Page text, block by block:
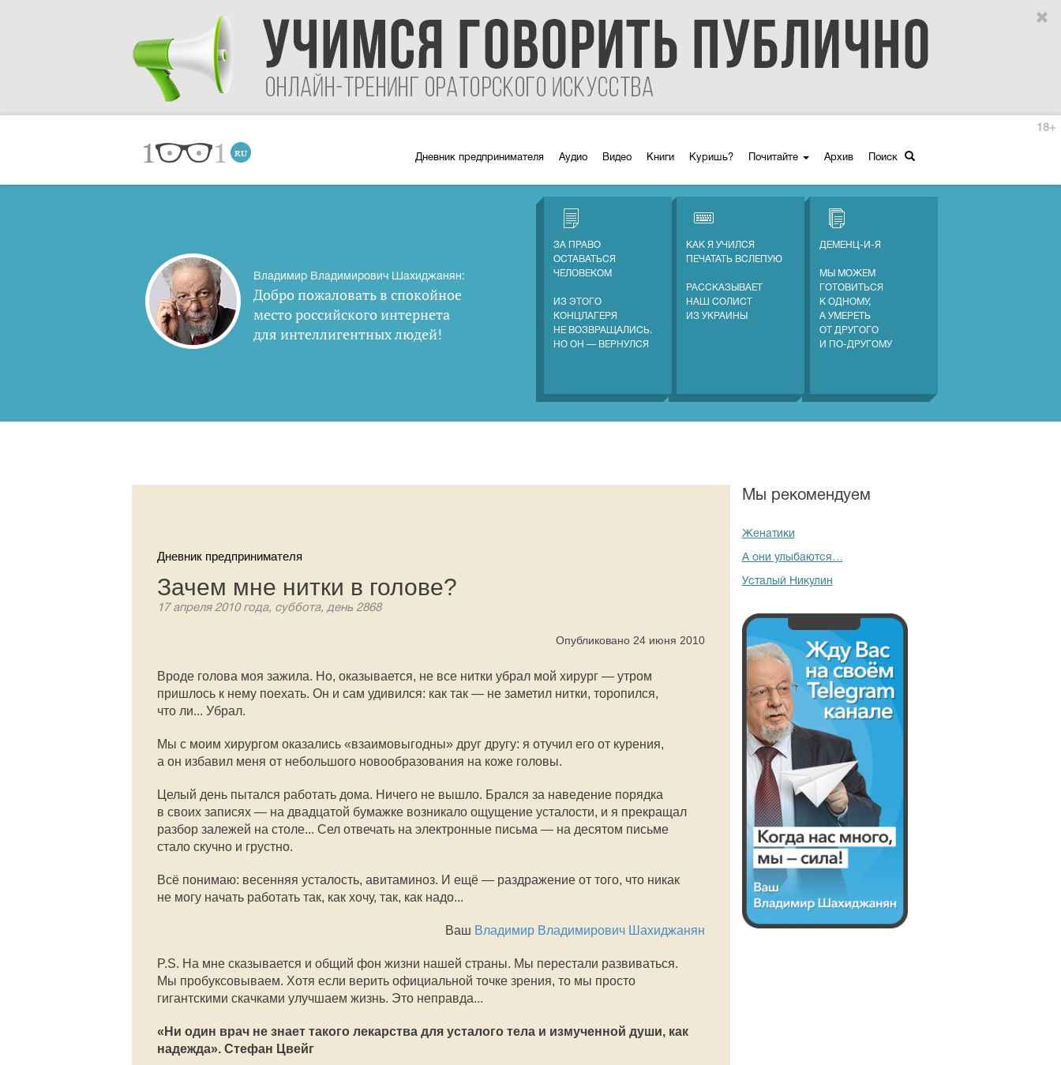
Дневник предпринимателя Аудио Видео Книги Куришь? Почитайте Архив Поиск
18+
Владимир Владимирович Шахиджанян:
Добро пожаловать в спокойное
место российского интернета
для интеллигентных людей!
ЗА ПРАВО
ОСТАВАТЬСЯ
ЧЕЛОВЕКОМ
ИЗ ЭТОГО
КОНЦЛАГЕРЯ
НЕ ВОЗВРАЩАЛИСЬ.
НО ОН — ВЕРНУЛСЯ
КАК Я УЧИЛСЯ
ПЕЧАТАТЬ ВСЛЕПУЮ
РАССКАЗЫВАЕТ
НАШ СОЛИСТ
ИЗ УКРАИНЫ
ДЕМЕНЦ-И-Я
МЫ МОЖЕМ
ГОТОВИТЬСЯ
К ОДНОМУ,
А УМЕРЕТЬ
ОТ ДРУГОГО
И ПО-ДРУГОМУ
Дневник предпринимателя
Зачем мне нитки в голове?
17 апреля 2010 года, суббота, день 2868
Опубликовано 24 июня 2010
Вроде голова моя зажила. Но, оказывается, не все нитки убрал мой хирург — утром
пришлось к нему поехать. Он и сам удивился: как так — не заметил нитки, торопился,
что ли... Убрал.
Мы с моим хирургом оказались «взаимовыгодны» друг другу: я отучил его от курения,
а он избавил меня от небольшого новообразования на коже головы.
Целый день пытался работать дома. Ничего не вышло. Брался за наведение порядка
в своих записях — на двадцатой бумажке возникало ощущение усталости, и я прекращал
разбор залежей на столе... Сел отвечать на электронные письма — на десятом письме
стало скучно и грустно.
Всё понимаю: весенняя усталость, авитаминоз. И ещё — раздражение от того, что никак
не могу начать работать так, как хочу, так, как надо...
Ваш Владимир Владимирович Шахиджанян
P.S. На мне сказывается и общий фон жизни нашей страны. Мы перестали развиваться.
Мы пробуксовываем. Хотя если верить официальной точке зрения, то мы просто
гигантскими скачками улучшаем жизнь. Это неправда...
«Ни один врач не знает такого лекарства для усталого тела и измученной души, как
надежда». Стефан Цвейг
Мы рекомендуем
Женатики
А они улыбаются…
Усталый Никулин